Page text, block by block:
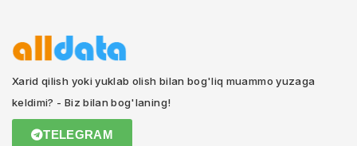
Xarid qilish yoki yuklab olish bilan bog'liq muammo yuzaga
keldimi? - Biz bilan bog'laning!
TELEGRAM